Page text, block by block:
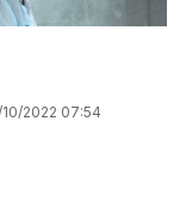
2022 07:54